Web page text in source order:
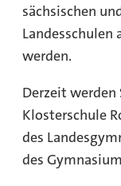
sächsischen
werden.
Derzeit werden
Klosterschule
des
des